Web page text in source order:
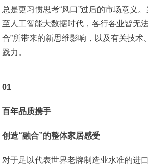
总是更习惯思考“风口”过后的市场意义
至人工智能大数据时代，各行各业皆无法
合”所带来的新思维影响，以及有关技术
践力。
01
百年品质携手
创造“融合”的整体家居感受
对于足以代表世界老牌制造业水准的进